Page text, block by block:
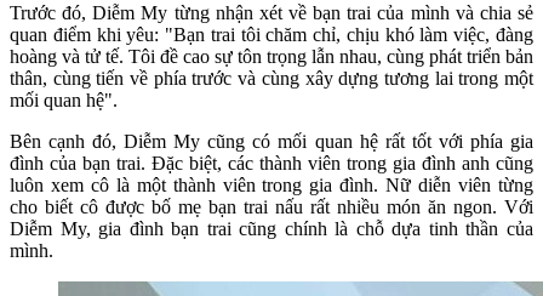
Trước đó, Diễm My từng nhận xét về bạn trai của mình và chia sẻ
quan điểm khi yêu: "Bạn trai tôi chăm chỉ, chịu khó làm việc, đàng
hoàng và tử tế. Tôi đề cao sự tôn trọng lẫn nhau, cùng phát triển bản
thân, cùng tiến về phía trước và cùng xây dựng tương lai trong một
mối quan hệ".
Bên cạnh đó, Diễm My cũng có mối quan hệ rất tốt với phía gia
đình của bạn trai. Đặc biệt, các thành viên trong gia đình anh cũng
luôn xem cô là một thành viên trong gia đình. Nữ diễn viên từng
cho biết cô được bố mẹ bạn trai nấu rất nhiều món ăn ngon. Với
Diễm My, gia đình bạn trai cũng chính là chỗ dựa tinh thần của
mình.